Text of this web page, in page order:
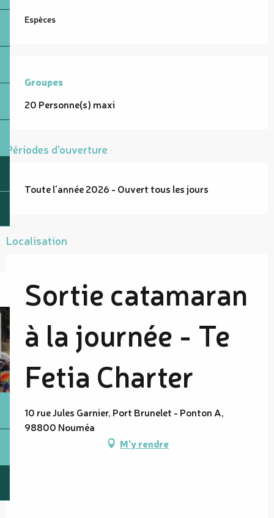
Espèces
Groupes
Groupes
20 Personne(s) maxi
Périodes d'ouverture
Toute l'année 2026 - Ouvert tous les jours
Localisation
Sortie catamaran
à la journée - Te
Fetia Charter
10 rue Jules Garnier, Port Brunelet - Ponton A,
98800 Nouméa
M'y rendre